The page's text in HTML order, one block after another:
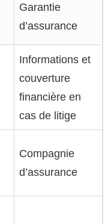
Garantie
d’assurance
Informations et
couverture
financière en
cas de litige
Compagnie
d’assurance